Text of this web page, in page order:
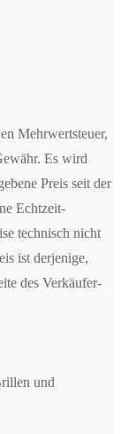
Mehrwertsteuer,
Es wird
Preis seit der
Echtzeit-
technisch nicht
ist derjenige,
des Verkäufer-
und